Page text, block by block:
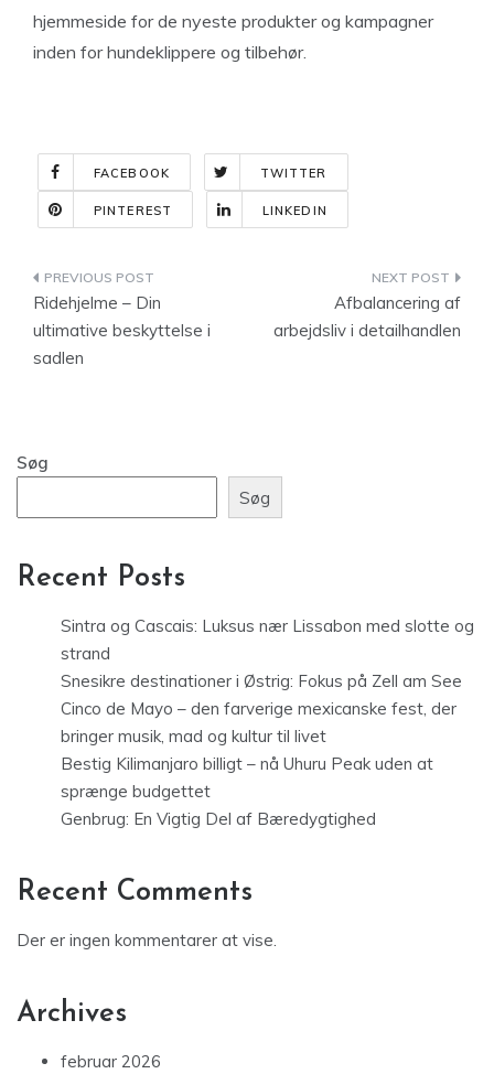
hjemmeside for de nyeste produkter og kampagner
inden for hundeklippere og tilbehør.
FACEBOOK TWITTER
PINTEREST LINKEDIN
Indlægsnavigation
Ridehjelme – Din
ultimative beskyttelse i
sadlen
Afbalancering af
arbejdsliv i detailhandlen
Søg
Søg
Recent Posts
Sintra og Cascais: Luksus nær Lissabon med slotte og
strand
Snesikre destinationer i Østrig: Fokus på Zell am See
Cinco de Mayo – den farverige mexicanske fest, der
bringer musik, mad og kultur til livet
Bestig Kilimanjaro billigt – nå Uhuru Peak uden at
sprænge budgettet
Genbrug: En Vigtig Del af Bæredygtighed
Recent Comments
Der er ingen kommentarer at vise.
Archives
februar 2026